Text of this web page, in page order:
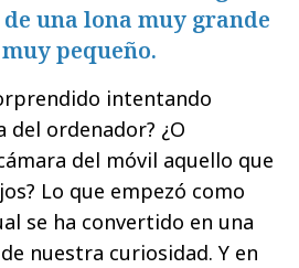
una lona muy grande
pequeño.
intentando
ordenador? ¿O
del móvil aquello que
Lo que empezó como
se ha convertido en una
nuestra curiosidad. Y en